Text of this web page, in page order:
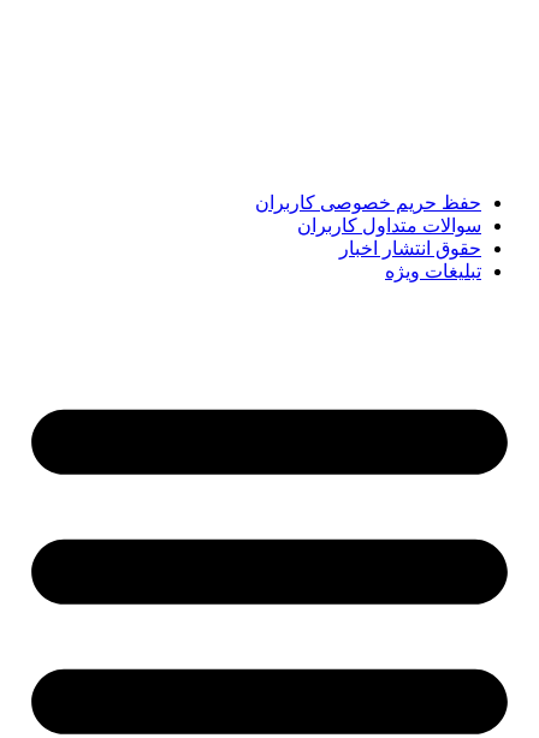
حفظ حریم خصوصی کاربران
سوالات متداول کاربران
حقوق انتشار اخبار
تبلیغات ویژه